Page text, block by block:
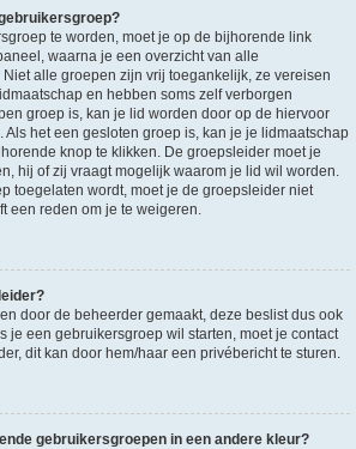
te worden, moet je op de bijhorende link
waarna je een overzicht van alle
alle groepen zijn vrij toegankelijk, ze vereisen
en hebben soms zelf verborgen
groep is, kan je lid worden door op de hiervoor
Als het een gesloten groep is, kan je je lidmaatschap
knop te klikken. De groepsleider moet je
hij of zij vraagt mogelijk waarom je lid wil worden.
toegelaten wordt, moet je de groepsleider niet
een reden om je te weigeren.
door de beheerder gemaakt, deze beslist dus ook
je een gebruikersgroep wil starten, moet je contact
dit kan door hem/haar een privébericht te sturen.
gebruikersgroepen in een andere kleur?